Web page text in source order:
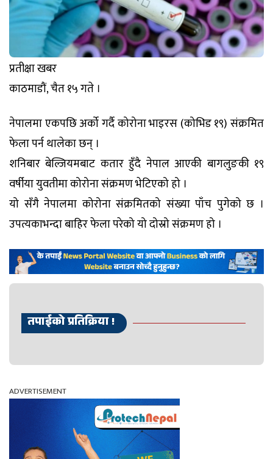
प्रतीक्षा खबर
काठमाडौं, चैत १५ गते ।
नेपालमा एकपछि अर्को गर्दै कोरोना भाइरस (कोभिड १९) संक्रमित
फेला पर्न थालेका छन् ।
शनिबार बेल्जियमबाट कतार हुँदै नेपाल आएकी बागलुङकी १९
वर्षीया युवतीमा कोरोना संक्रमण भेटिएको हो ।
यो सँगै नेपालमा कोरोना संक्रमितको संख्या पाँच पुगेको छ ।
उपत्यकाभन्दा बाहिर फेला परेको यो दोस्रो संक्रमण हो ।
तपाईको प्रतिक्रिया !
ADVERTISEMENT